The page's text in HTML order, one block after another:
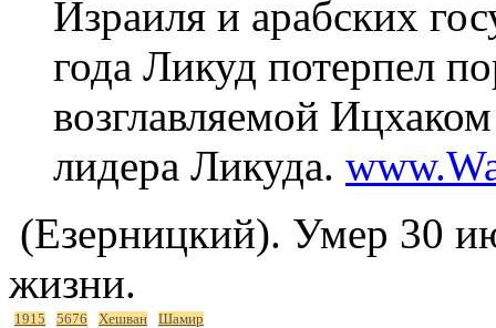
Израиля и арабских
года Ликуд потерпел
возглавляемой
лидера Ликуда.
(Езерницкий). Умер 30
жизни.
1915 5676 Хешван Шамир